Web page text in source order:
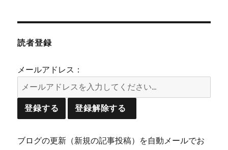
読者登録
メールアドレス：
ブログの更新（新規の記事投稿）を自動メールでお